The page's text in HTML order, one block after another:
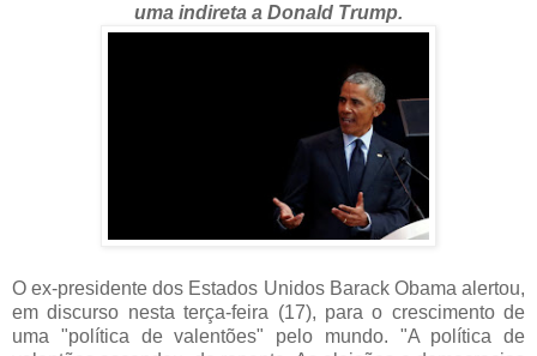
uma indireta a Donald Trump.
O ex-presidente dos Estados Unidos Barack Obama alertou,
em discurso nesta terça-feira (17), para o crescimento de
uma "política de valentões" pelo mundo. "A política de